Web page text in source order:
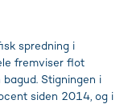
spredning i
fremviser flot
Stigningen i
siden 2014, og i